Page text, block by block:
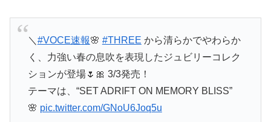
＼ #VOCE速報🌸 #THREE から清らかでやわらか
く、力強い春の息吹を表現したジュビリーコレク
ションが登場🌷🎀 3/3発売！
テーマは、“SET ADRIFT ON MEMORY BLISS”
🌸 pic.twitter.com/GNoU6Joq5u